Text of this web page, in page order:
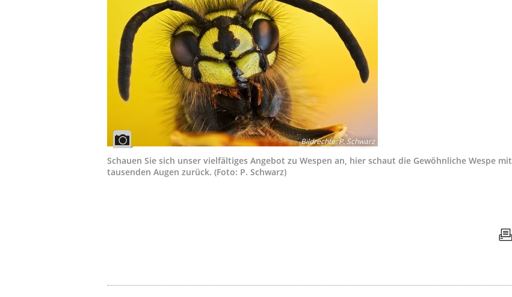
Bildrechte:P. Schwarz
Schauen Sie sich unser vielfältiges Angebot zu Wespen an, hier schaut die Gewöhnliche Wespe mit
tausenden Augen zurück. (Foto: P. Schwarz)